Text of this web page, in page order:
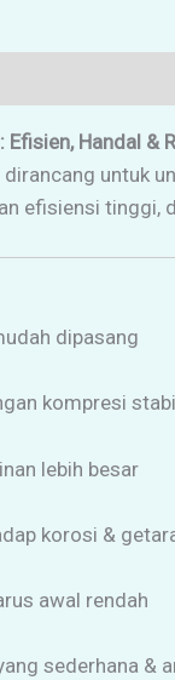
Handal &
untuk
efisiensi tinggi,
dipasang
kompresi
lebih besar
korosi &
awal rendah
sederhana &